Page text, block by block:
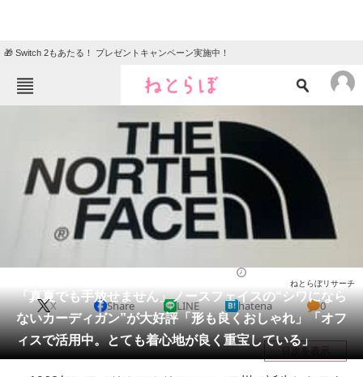
🎁 Switch 2もあたる！ プレゼントキャンペーン実施中！
ニュース
エンタメ
グルメ 地域
教育・育児
会員記事
メディア
注目記事を集めた総合ページ
「真夏でも手放せません」ノースフェイスの“シワになら
ないカーディガン”が大好評「形も良くおしゃれ」「オフ
ィスで活用中。とても着心地が良く重宝している」
ねとらぼリサーチ
X Share LINE hatena 0
目次を表示